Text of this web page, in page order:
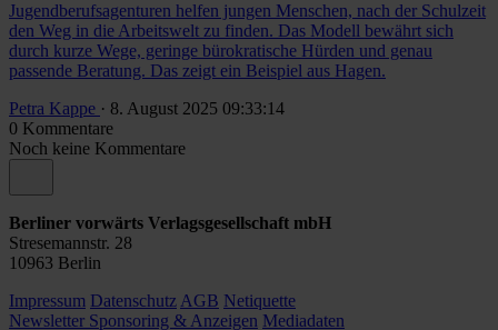
Jugendberufsagenturen helfen jungen Menschen, nach der Schulzeit
den Weg in die Arbeitswelt zu finden. Das Modell bewährt sich
durch kurze Wege, geringe bürokratische Hürden und genau
passende Beratung. Das zeigt ein Beispiel aus Hagen.
Petra Kappe · 8. August 2025 09:33:14
0 Kommentare
Noch keine Kommentare
Berliner vorwärts Verlagsgesellschaft mbH
Stresemannstr. 28
10963 Berlin
Impressum DatenschutzAGB Netiquette
Newsletter Sponsoring & Anzeigen Mediadaten